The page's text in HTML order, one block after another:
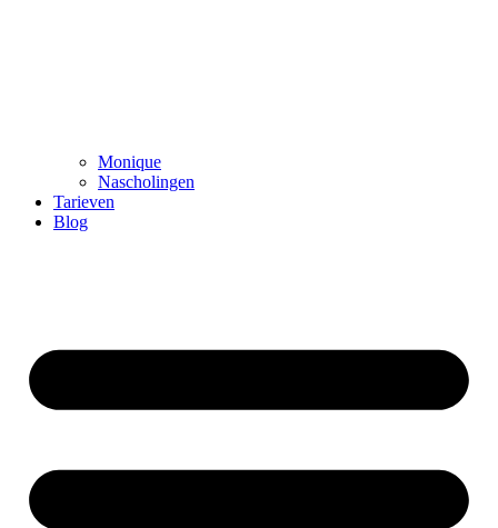
Monique
Nascholingen
Tarieven
Blog